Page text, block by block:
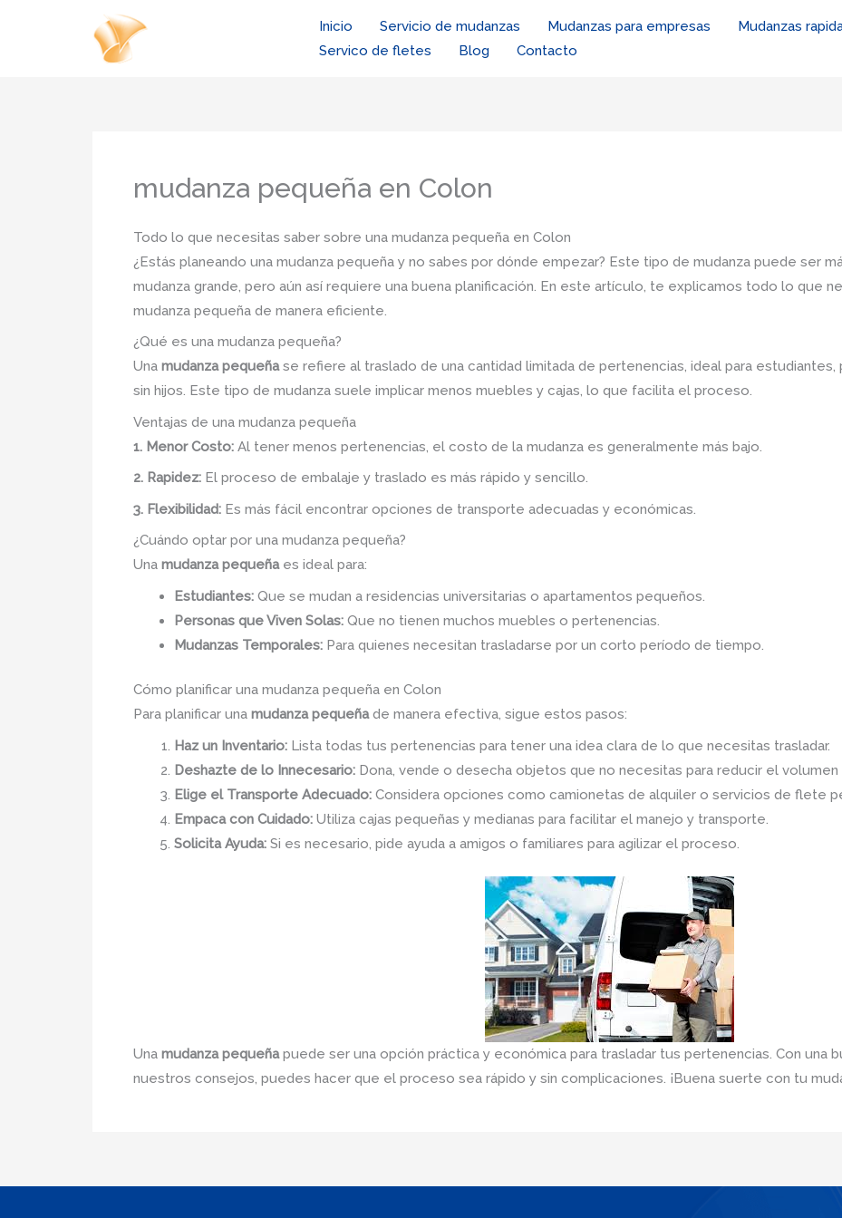
Inicio Servicio de mudanzas Mudanzas para empresas Mudanzas
Servico de fletes
Blog Contacto
mudanza pequeña en Colon
Todo lo que necesitas saber sobre una mudanza pequeña en Colon
¿Estás planeando una mudanza pequeña y no sabes por dónde empezar? Este tipo de mudanza puede ser
mudanza grande, pero aún así requiere una buena planificación. En este artículo, te explicamos todo lo que
mudanza pequeña de manera eficiente.
¿Qué es una mudanza pequeña?
Una mudanza pequeñase refiere al traslado de una cantidad limitada de pertenencias, ideal para estudiantes,
sin hijos. Este tipo de mudanza suele implicar menos muebles y cajas, lo que facilita el proceso.
Ventajas de una mudanza pequeña
1. Menor Costo: Al tener menos pertenencias, el costo de la mudanza es generalmente más bajo.
2. Rapidez: El proceso de embalaje y traslado es más rápido y sencillo.
3. Flexibilidad: Es más fácil encontrar opciones de transporte adecuadas y económicas.
¿Cuándo optar por una mudanza pequeña?
Una mudanza pequeñaes ideal para:
Estudiantes: Que se mudan a residencias universitarias o apartamentos pequeños.
Personas que Viven Solas: Que no tienen muchos muebles o pertenencias.
Mudanzas Temporales: Para quienes necesitan trasladarse por un corto período de tiempo.
Cómo planificar una mudanza pequeña en Colon
Para planificar una mudanza pequeñade manera efectiva, sigue estos pasos:
Haz un Inventario: Lista todas tus pertenencias para tener una idea clara de lo que necesitas trasladar.
Deshazte de lo Innecesario: Dona, vende o desecha objetos que no necesitas para reducir el volumen
Elige el Transporte Adecuado: Considera opciones como camionetas de alquiler o servicios de flete
Empaca con Cuidado: Utiliza cajas pequeñas y medianas para facilitar el manejo y transporte.
Solicita Ayuda: Si es necesario, pide ayuda a amigos o familiares para agilizar el proceso.
Una mudanza pequeñapuede ser una opción práctica y económica para trasladar tus pertenencias. Con una
nuestros consejos, puedes hacer que el proceso sea rápido y sin complicaciones. ¡Buena suerte con tu